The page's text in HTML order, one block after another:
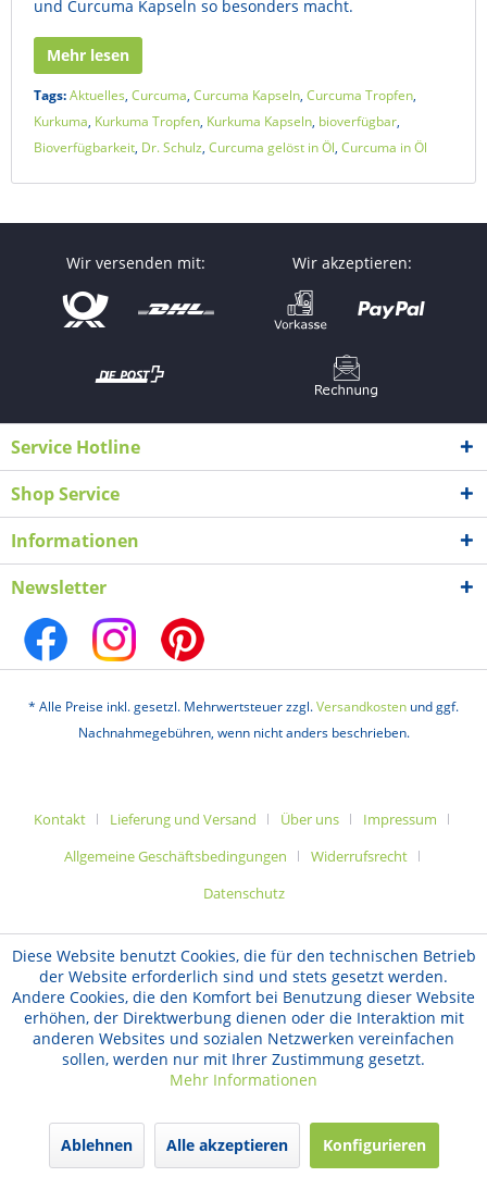
und Curcuma Kapseln so besonders macht.
Mehr lesen
Tags:Aktuelles, Curcuma, Curcuma Kapseln, Curcuma Tropfen,
Kurkuma, Kurkuma Tropfen, Kurkuma Kapseln, bioverfügbar,
Bioverfügbarkeit, Dr. Schulz, Curcuma gelöst in Öl, Curcuma in Öl
Wir versenden mit: Wir akzeptieren:
Service Hotline
Shop Service
Informationen
Newsletter
* Alle Preise inkl. gesetzl. Mehrwertsteuer zzgl.Versandkosten und ggf.
Nachnahmegebühren, wenn nicht anders beschrieben.
Kontakt Lieferung und Versand Über uns
Impressum
Allgemeine Geschäftsbedingungen
Widerrufsrecht
Datenschutz
Diese Website benutzt Cookies, die für den technischen Betrieb
der Website erforderlich sind und stets gesetzt werden.
Andere Cookies, die den Komfort bei Benutzung dieser Website
erhöhen, der Direktwerbung dienen oder die Interaktion mit
anderen Websites und sozialen Netzwerken vereinfachen
sollen, werden nur mit Ihrer Zustimmung gesetzt.
Mehr Informationen
Ablehnen Alle akzeptieren Konfigurieren